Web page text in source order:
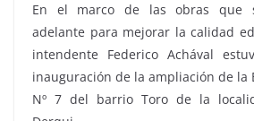
En el marco de las obras que
adelante para mejorar la calidad
intendente Federico Achával
inauguración de la ampliación de la
Nº 7 del barrio Toro de la